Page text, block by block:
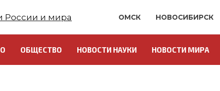
ОМСК НОВОСИБИРСК
ОБЩЕСТВО НОВОСТИ НАУКИ НОВОСТИ МИРА